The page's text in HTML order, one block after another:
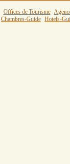
Offices de Tourisme
Chambres-Guide Hotels-